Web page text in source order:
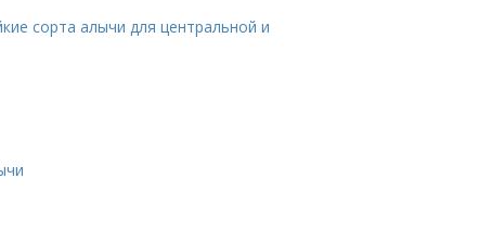
сорта алычи для центральной и